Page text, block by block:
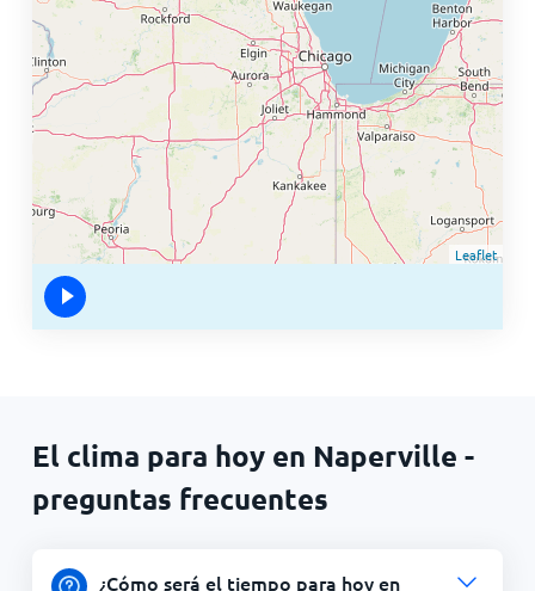
Leaflet
El clima para hoy en Naperville -
preguntas frecuentes
¿Cómo será el tiempo para hoy en